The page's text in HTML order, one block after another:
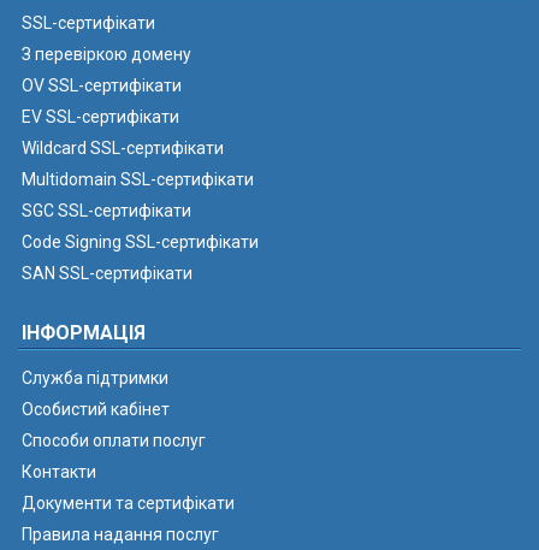
SSL-сертифікати
З перевіркою домену
OV SSL-сертифікати
EV SSL-сертифікати
Wildcard SSL-сертифікати
Multidomain SSL-сертифікати
SGC SSL-сертифікати
Code Signing SSL-сертифікати
SAN SSL-сертифікати
ІНФОРМАЦІЯ
Служба підтримки
Особистий кабінет
Способи оплати послуг
Контакти
Документи та сертифікати
Правила надання послуг